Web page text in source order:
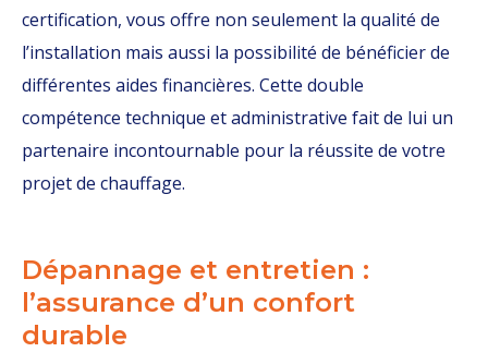
certification, vous offre non seulement la qualité de
l’installation mais aussi la possibilité de bénéficier de
différentes aides financières. Cette double
compétence technique et administrative fait de lui un
partenaire incontournable pour la réussite de votre
projet de chauffage.
Dépannage et entretien :
l’assurance d’un confort
durable